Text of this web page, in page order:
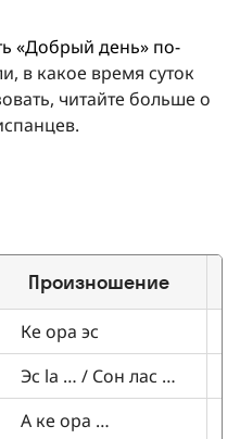
«Добрый день» по-
в какое время суток
читайте больше о
Произношение
Ке ора эс
Эс la … / Сон лас …
А ке ора …